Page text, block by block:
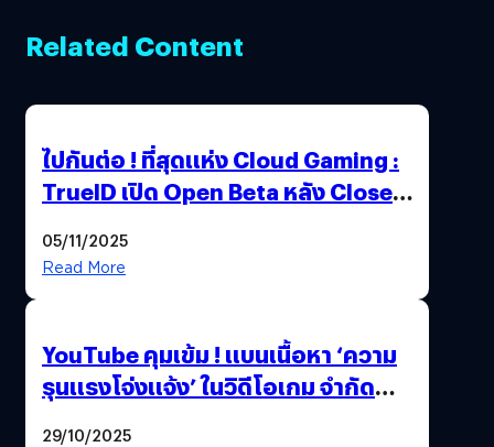
Related Content
ไปกันต่อ ! ที่สุดแห่ง Cloud Gaming :
TrueID เปิด Open Beta หลัง Close
Thailand Game Show 2025 ทะลุ 15
05/11/2025
Read More
YouTube คุมเข้ม ! แบนเนื้อหา ‘ความ
รุนแรงโจ่งแจ้ง’ ในวิดีโอเกม จำกัด
29/10/2025